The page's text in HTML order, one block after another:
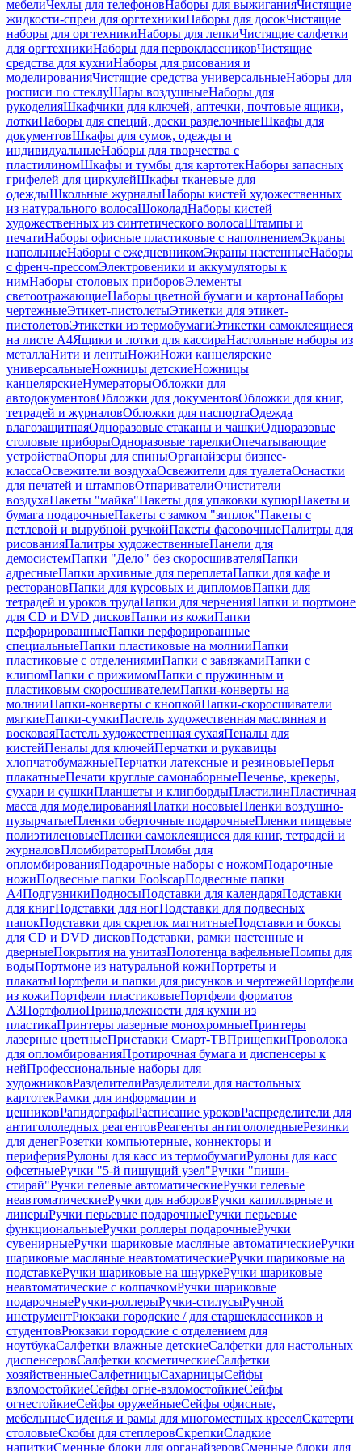
мебелиЧехлы для телефоновНаборы для выжиганияЧистящие
жидкости-спреи для оргтехникиНаборы для досокЧистящие
наборы для оргтехникиНаборы для лепкиЧистящие салфетки
для оргтехникиНаборы для первоклассниковЧистящие
средства для кухниНаборы для рисования и
моделированияЧистящие средства универсальныеНаборы для
росписи по стеклуШары воздушныеНаборы для
рукоделияШкафчики для ключей, аптечки, почтовые ящики,
лоткиНаборы для специй, доски разделочныеШкафы для
документовШкафы для сумок, одежды и
индивидуальныеНаборы для творчества с
пластилиномШкафы и тумбы для картотекНаборы запасных
грифелей для циркулейШкафы тканевые для
одеждыШкольные журналыНаборы кистей художественных
из натурального волосаШоколадНаборы кистей
художественных из синтетического волосаШтампы и
печатиНаборы офисные пластиковые с наполнениемЭкраны
напольныеНаборы с ежедневникомЭкраны настенныеНаборы
с френч-прессомЭлектровеники и аккумуляторы к
нимНаборы столовых приборовЭлементы
светоотражающиеНаборы цветной бумаги и картонаНаборы
чертежныеЭтикет-пистолетыЭтикетки для этикет-
пистолетовЭтикетки из термобумагиЭтикетки самоклеящиеся
на листе А4Ящики и лотки для кассираНастольные наборы из
металлаНити и лентыНожиНожи канцелярские
универсальныеНожницы детскиеНожницы
канцелярскиеНумераторыОбложки для
автодокументовОбложки для документовОбложки для книг,
тетрадей и журналовОбложки для паспортаОдежда
влагозащитнаяОдноразовые стаканы и чашкиОдноразовые
столовые приборыОдноразовые тарелкиОпечатывающие
устройстваОпоры для спиныОрганайзеры бизнес-
классаОсвежители воздухаОсвежители для туалетаОснастки
для печатей и штамповОтпаривателиОчистители
воздухаПакеты "майка"Пакеты для упаковки купюрПакеты и
бумага подарочныеПакеты с замком "зиплок"Пакеты с
петлевой и вырубной ручкойПакеты фасовочныеПалитры для
рисованияПалитры художественныеПанели для
демосистемПапки "Дело" без скоросшивателяПапки
адресныеПапки архивные для переплетаПапки для кафе и
ресторановПапки для курсовых и дипломовПапки для
тетрадей и уроков трудаПапки для черченияПапки и портмоне
для CD и DVD дисковПапки из кожиПапки
перфорированныеПапки перфорированные
специальныеПапки пластиковые на молнииПапки
пластиковые с отделениямиПапки с завязкамиПапки с
клипомПапки с прижимомПапки с пружинным и
пластиковым скоросшивателемПапки-конверты на
молнииПапки-конверты с кнопкойПапки-скоросшиватели
мягкиеПапки-сумкиПастель художественная маслянная и
восковаяПастель художественная сухаяПеналы для
кистейПеналы для ключейПерчатки и рукавицы
хлопчатобумажныеПерчатки латексные и резиновыеПерья
плакатныеПечати круглые самонаборныеПеченье, крекеры,
сухари и сушкиПланшеты и клипбордыПластилинПластичная
масса для моделированияПлатки носовыеПленки воздушно-
пузырчатыеПленки оберточные подарочныеПленки пищевые
полиэтиленовыеПленки самоклеящиеся для книг, тетрадей и
журналовПломбираторыПломбы для
опломбированияПодарочные наборы с ножомПодарочные
ножиПодвесные папки FoolscapПодвесные папки
А4ПодгузникиПодносыПодставки для календаряПодставки
для книгПодставки для ногПодставки для подвесных
папокПодставки для скрепок магнитныеПодставки и боксы
для CD и DVD дисковПодставки, рамки настенные и
дверныеПокрытия на унитазПолотенца вафельныеПомпы для
водыПортмоне из натуральной кожиПортреты и
плакатыПортфели и папки для рисунков и чертежейПортфели
из кожиПортфели пластиковыеПортфели форматов
А3ПортфолиоПринадлежности для кухни из
пластикаПринтеры лазерные монохромныеПринтеры
лазерные цветныеПриставки Смарт-ТВПрищепкиПроволока
для опломбированияПротирочная бумага и диспенсеры к
нейПрофессиональные наборы для
художниковРазделителиРазделители для настольных
картотекРамки для информации и
ценниковРапидографыРасписание уроковРаспределители для
антигололедных реагентовРеагенты антигололедныеРезинки
для денегРозетки компьютерные, коннекторы и
периферияРулоны для касс из термобумагиРулоны для касс
офсетныеРучки "5-й пишущий узел"Ручки "пиши-
стирай"Ручки гелевые автоматическиеРучки гелевые
неавтоматическиеРучки для наборовРучки капиллярные и
линерыРучки перьевые подарочныеРучки перьевые
функциональныеРучки роллеры подарочныеРучки
сувенирныеРучки шариковые масляные автоматическиеРучки
шариковые масляные неавтоматическиеРучки шариковые на
подставкеРучки шариковые на шнуркеРучки шариковые
неавтоматические с колпачкомРучки шариковые
подарочныеРучки-роллерыРучки-стилусыРучной
инструментРюкзаки городские / для старшеклассников и
студентовРюкзаки городские с отделением для
ноутбукаСалфетки влажные детскиеСалфетки для настольных
диспенсеровСалфетки косметическиеСалфетки
хозяйственныеСалфетницыСахарницыСейфы
взломостойкиеСейфы огне-взломостойкиеСейфы
огнестойкиеСейфы оружейныеСейфы офисные,
мебельныеСиденья и рамы для многоместных креселСкатерти
столовыеСкобы для степлеровСкрепкиСладкие
напиткиСменные блоки для органайзеровСменные блоки для